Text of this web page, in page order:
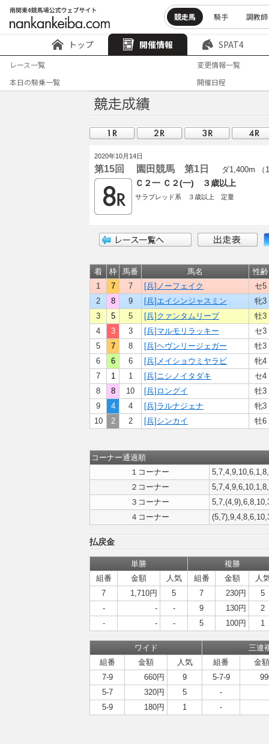
競走馬 騎手 調教師
トップ 開催情報 SPAT4
レース一覧
変更情報一覧
本日の騎乗一覧
開催日程
2020年10月14日
第15回 園田競馬 第1日 ダ1,400m （
Ｃ２一 Ｃ２(一) ３歳以上
サラブレッド系 ３歳以上 定量
着 枠 馬番 馬名
性齢
1
7 7 [兵]ノーフェイク
セ5
2
8 9 [兵]エイシンジャスミン
牝3
3
5 5 [兵]クァンタムリープ
牡3
4
3 3 [兵]マルモリラッキー
セ3
5
7 8 [兵]ヘヴンリージェガー
牡3
6
6 6 [兵]メイショウミヤラビ
牝4
7
1 1 [兵]ニシノイタダキ
セ4
8
8 10 [兵]ロングイ
牡3
9
4 4 [兵]ラルナジェナ
牝3
10
2 2 [兵]シンカイ 牡6
コーナー通過順
１コーナー
２コーナー
３コーナー
４コーナー
払戻金
単勝
複勝
組番
金額 人気 組番 金額
人
7
1,710円 5 7 230円
5
-
- - 9 130円
2
-
- - 5 100円 1
ワイド
三連
組番
金額 人気 組番
金額
7-9
660円 9 5-7-9
5-7
320円 5
-
5-9
180円 1 -